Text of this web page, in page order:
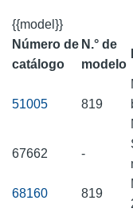
{{model}}
Número de
catálogo
N.° de
modelo
51005 819
67662 -
68160 819